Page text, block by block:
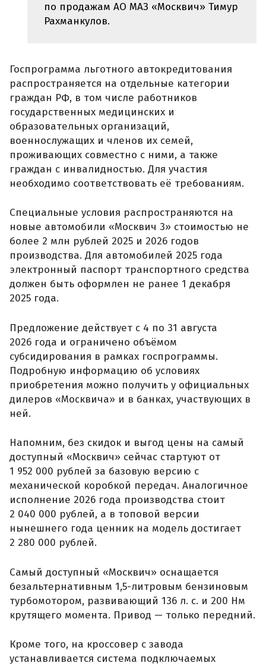
по продажам АО МАЗ «Москвич» Тимур
Рахманкулов.
Госпрограмма льготного автокредитования
распространяется на отдельные категории
граждан РФ, в том числе работников
государственных медицинских и
образовательных организаций,
военнослужащих и членов их семей,
проживающих совместно с ними, а также
граждан с инвалидностью. Для участия
необходимо соответствовать её требованиям.
Специальные условия распространяются на
новые автомобили «Москвич 3» стоимостью не
более 2 млн рублей 2025 и 2026 годов
производства. Для автомобилей 2025 года
электронный паспорт транспортного средства
должен быть оформлен не ранее 1 декабря
2025 года.
Предложение действует с 4 по 31 августа
2026 года и ограничено объёмом
субсидирования в рамках госпрограммы.
Подробную информацию об условиях
приобретения можно получить у официальных
дилеров «Москвича» и в банках, участвующих в
ней.
Напомним, без скидок и выгод цены на самый
доступный «Москвич» сейчас стартуют от
1 952 000 рублей за базовую версию с
механической коробкой передач. Аналогичное
исполнение 2026 года производства стоит
2 040 000 рублей, а в топовой версии
нынешнего года ценник на модель достигает
2 280 000 рублей.
Самый доступный «Москвич» оснащается
безальтернативным 1,5-литровым бензиновым
турбомотором, развивающий 136 л. с. и 200 Нм
крутящего момента. Привод — только передний.
Кроме того, на кроссовер с завода
устанавливается система подключаемых